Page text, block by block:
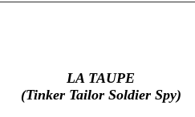
LA TAUPE
(Tinker Tailor Soldier Spy)